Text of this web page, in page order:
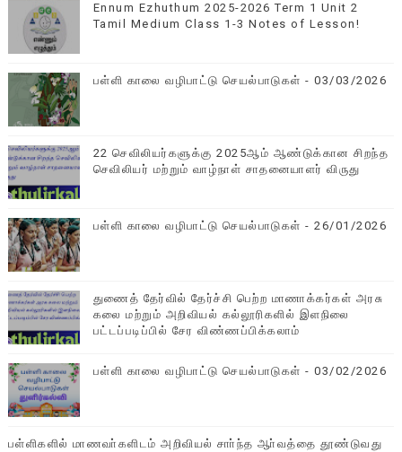
Ennum Ezhuthum 2025-2026 Term 1 Unit 2
Tamil Medium Class 1-3 Notes of Lesson!
பள்ளி காலை வழிபாட்டு செயல்பாடுகள் - 03/03/2026
22 செவிலியர்களுக்கு 2025ஆம் ஆண்டுக்கான சிறந்த
செவிலியர் மற்றும் வாழ்நாள் சாதனையாளர் விருது
பள்ளி காலை வழிபாட்டு செயல்பாடுகள் - 26/01/2026
துணைத் தேர்வில் தேர்ச்சி பெற்ற மாணாக்கர்கள் அரசு
கலை மற்றும் அறிவியல் கல்லூரிகளில் இளநிலை
பட்டப்படிப்பில் சேர விண்ணப்பிக்கலாம்
பள்ளி காலை வழிபாட்டு செயல்பாடுகள் - 03/02/2026
பள்ளிகளில் மாணவா்களிடம் அறிவியல் சாா்ந்த ஆா்வத்தை தூண்டுவது